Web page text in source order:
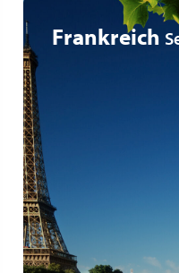
Frankreich
Im Herzen